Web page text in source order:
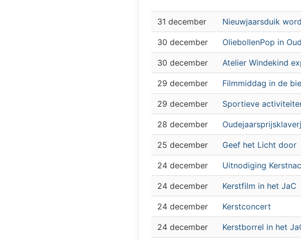
31 december Nieuwjaarsduik
30 december OliebollenPop in
30 december Atelier Windekind
29 december Filmmiddag in de
29 december Sportieve
28 december
25 december Geef het Licht door
24 december Uitnodiging
24 december Kerstfilm in het JaC
24 december Kerstconcert
24 december Kerstborrel in het